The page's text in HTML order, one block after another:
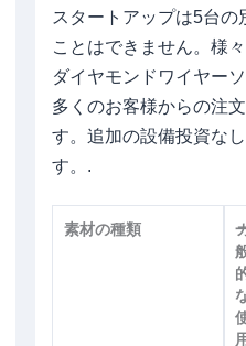
スタートアップは5台の
ことはできません。様
ダイヤモンドワイヤー
多くのお客様からの注
す。追加の設備投資な
す。.
素材の種類